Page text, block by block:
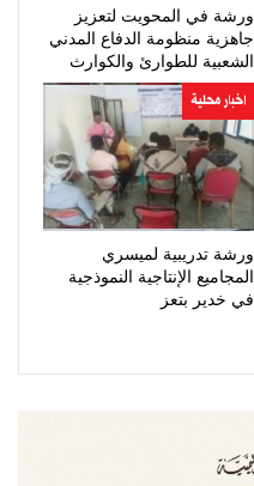
ورشة في المحويت لتعزيز
جاهزية منظومة الدفاع المدني
الشعبية للطوارئ والكوارث
اخبار محلية
ورشة تدريبية لميسري
المجاميع الإنتاجية النموذجية
في خدير بتعز